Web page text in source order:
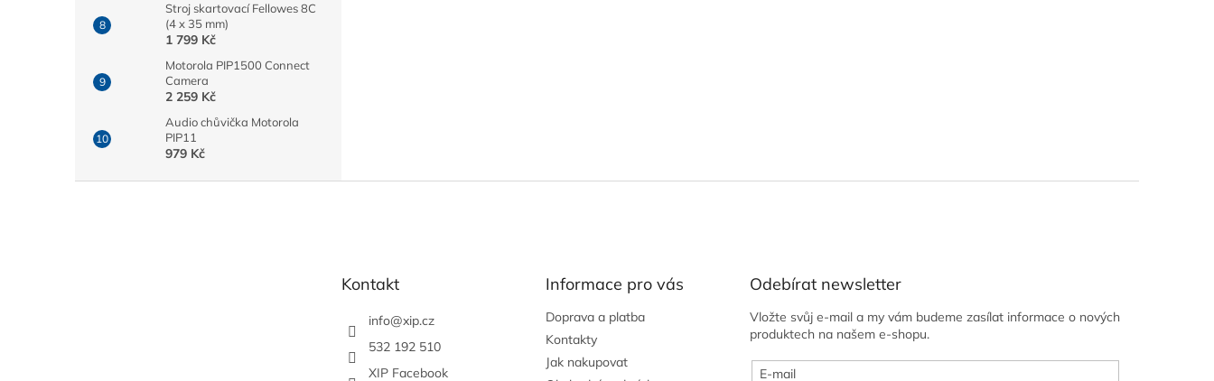
Stroj skartovací Fellowes 8C
(4 x 35 mm)
1 799 Kč
Motorola PIP1500 Connect
Camera
2 259 Kč
Audio chůvička Motorola
PIP11
979 Kč
Kontakt
info@xip.cz
532 192 510
XIP Facebook
Informace pro vás
Doprava a platba
Kontakty
Jak nakupovat
Odebírat newsletter
Vložte svůj e-mail a my vám budeme zasílat informace o nových
produktech na našem e-shopu.
E-mail